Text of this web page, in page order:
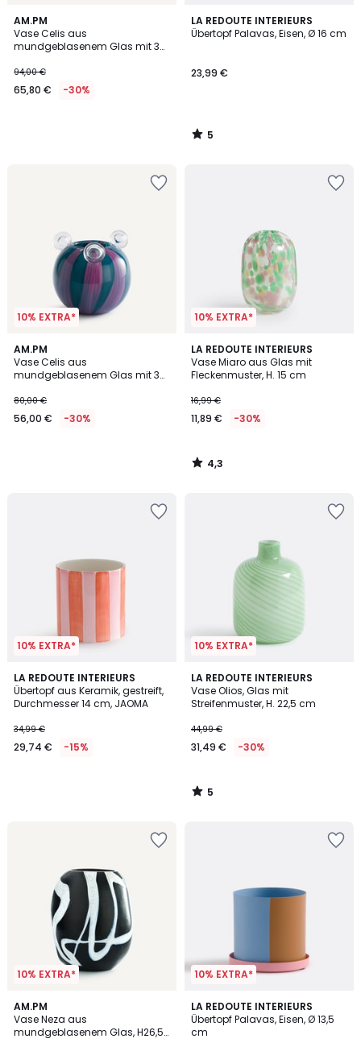
AM.PM
Vase Celis aus
mundgeblasenem Glas mit 3
94,00 €
65,80 € -30%
LA REDOUTE INTERIEURS
Übertopf Palavas, Eisen, Ø 16 cm
23,99 €
5
/
5
/
10% EXTRA*
AM.PM
Vase Celis aus
mundgeblasenem Glas mit 3
80,00 €
56,00 € -30%
10% EXTRA*
LA REDOUTE INTERIEURS
Vase Miaro aus Glas mit
Fleckenmuster, H. 15 cm
16,99 €
11,89 € -30%
4,3
/ 5
4,3
/
10% EXTRA*
LA REDOUTE INTERIEURS
Übertopf aus Keramik, gestreift,
Durchmesser 14 cm, JAOMA
34,99 €
29,74 € -15%
10% EXTRA*
LA REDOUTE INTERIEURS
Vase Olios, Glas mit
Streifenmuster, H. 22,5 cm
44,99 €
31,49 € -30%
5
/
5
5
/
10% EXTRA*
AM.PM
Vase Neza aus
mundgeblasenem Glas, H26,5
10% EXTRA*
LA REDOUTE INTERIEURS
Übertopf Palavas, Eisen, Ø 13,5
cm
1
/
5